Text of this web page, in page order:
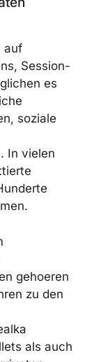
auf
ohne
E-Mail-
In
gehoeren
zu den
als